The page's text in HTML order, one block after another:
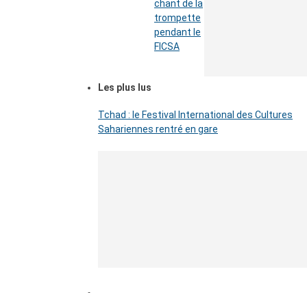
chant de la
trompette
pendant le
FICSA
Les plus lus
Tchad : le Festival International des Cultures
Sahariennes rentré en gare